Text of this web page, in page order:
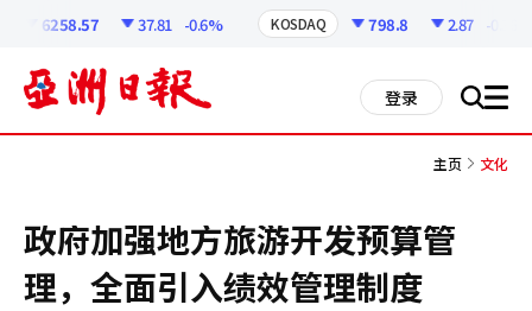
6258.57 37.81 -0.6% KOSDAQ 798.8 2.87 -0.36%
登录 搜 all
主页 文化
政府加强地方旅游开发预算管
理，全面引入绩效管理制度